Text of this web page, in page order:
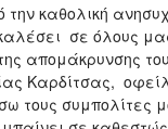
καθολική
σε όλους
απομάκρυνσης
Καρδίτσας,
τους συμπολίτες